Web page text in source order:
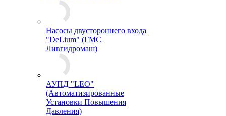
Насосы двустороннего входа
"DeLium" (ГМС
Ливгидромаш)
АУПД "LEO"
(Автоматизированные
Установки Повышения
Давления)